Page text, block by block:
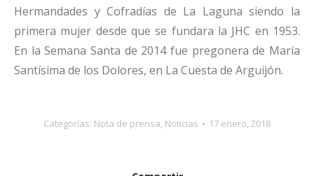
Hermandades y Cofradías de La Laguna siendo la
primera mujer desde que se fundara la JHC en 1953.
En la Semana Santa de 2014 fue pregonera de María
Santísima de los Dolores, en La Cuesta de Arguijón.
Categorías: Nota de prensa, Noticias 17 enero, 2018